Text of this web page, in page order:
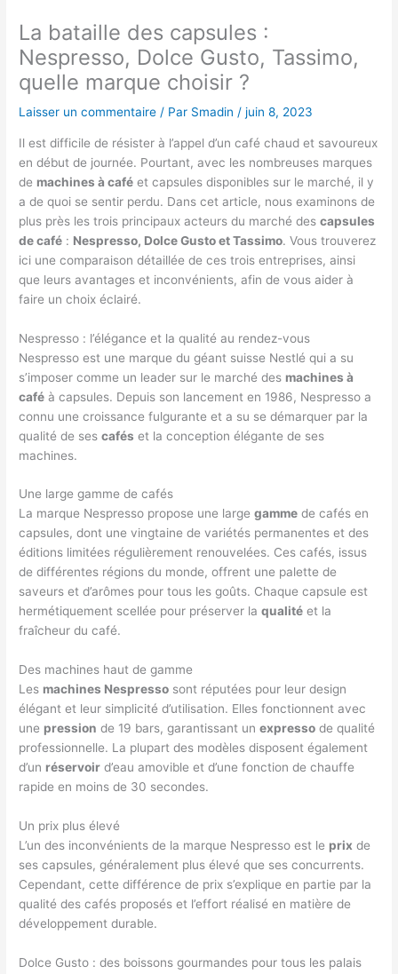
La bataille des capsules :
Nespresso, Dolce Gusto, Tassimo,
quelle marque choisir ?
Laisser un commentaire / Par Smadin /juin 8, 2023
Il est difficile de résister à l’appel d’un café chaud et savoureux
en début de journée. Pourtant, avec les nombreuses marques
de machines à café et capsules disponibles sur le marché, il y
a de quoi se sentir perdu. Dans cet article, nous examinons de
plus près les trois principaux acteurs du marché descapsules
de café : Nespresso, Dolce Gusto et Tassimo. Vous trouverez
ici une comparaison détaillée de ces trois entreprises, ainsi
que leurs avantages et inconvénients, afin de vous aider à
faire un choix éclairé.
Nespresso : l’élégance et la qualité au rendez-vous
Nespresso est une marque du géant suisse Nestlé qui a su
s’imposer comme un leader sur le marché des machines à
café à capsules. Depuis son lancement en 1986, Nespresso a
connu une croissance fulgurante et a su se démarquer par la
qualité de sescafés et la conception élégante de ses
machines.
Une large gamme de cafés
La marque Nespresso propose une largegamme de cafés en
capsules, dont une vingtaine de variétés permanentes et des
éditions limitées régulièrement renouvelées. Ces cafés, issus
de différentes régions du monde, offrent une palette de
saveurs et d’arômes pour tous les goûts. Chaque capsule est
hermétiquement scellée pour préserver laqualité et la
fraîcheur du café.
Des machines haut de gamme
Les machines Nespresso sont réputées pour leur design
élégant et leur simplicité d’utilisation. Elles fonctionnent avec
une pression de 19 bars, garantissant unexpresso de qualité
professionnelle. La plupart des modèles disposent également
d’un réservoir d’eau amovible et d’une fonction de chauffe
rapide en moins de 30 secondes.
Un prix plus élevé
L’un des inconvénients de la marque Nespresso est le prix de
ses capsules, généralement plus élevé que ses concurrents.
Cependant, cette différence de prix s’explique en partie par la
qualité des cafés proposés et l’effort réalisé en matière de
développement durable.
Dolce Gusto : des boissons gourmandes pour tous les palais